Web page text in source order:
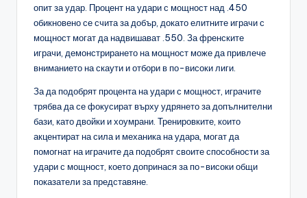
опит за удар. Процент на удари с мощност над .450
обикновено се счита за добър, докато елитните играчи с
мощност могат да надвишават .550. За френските
играчи, демонстрирането на мощност може да привлече
вниманието на скаути и отбори в по-високи лиги.
За да подобрят процента на удари с мощност, играчите
трябва да се фокусират върху удрянето за допълнителни
бази, като двойки и хоумрани. Тренировките, които
акцентират на сила и механика на удара, могат да
помогнат на играчите да подобрят своите способности за
удари с мощност, което допринася за по-високи общи
показатели за представяне.